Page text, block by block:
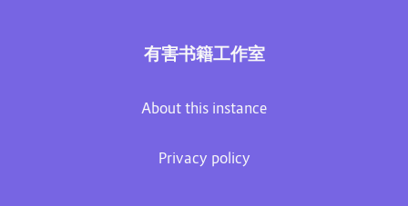
有害书籍工作室
About this instance
Privacy policy